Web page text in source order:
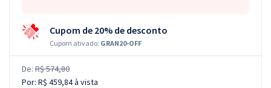
Cupom de 20% de desconto
Cupom ativado: GRAN20-OFF
De: R$ 574,80
Por: R$ 459,84à vista